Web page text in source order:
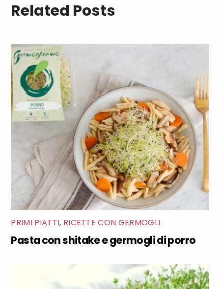
Related Posts
PRIMI PIATTI, RICETTE CON GERMOGLI
Pasta con shitake e germogli di porro